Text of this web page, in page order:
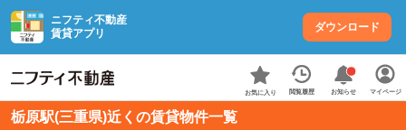
ニフティ不動産
賃貸アプリ
ダウンロード
お気に入り 閲覧履歴 お知らせ マイページ
栃原駅(三重県)近くの賃貸物件一覧